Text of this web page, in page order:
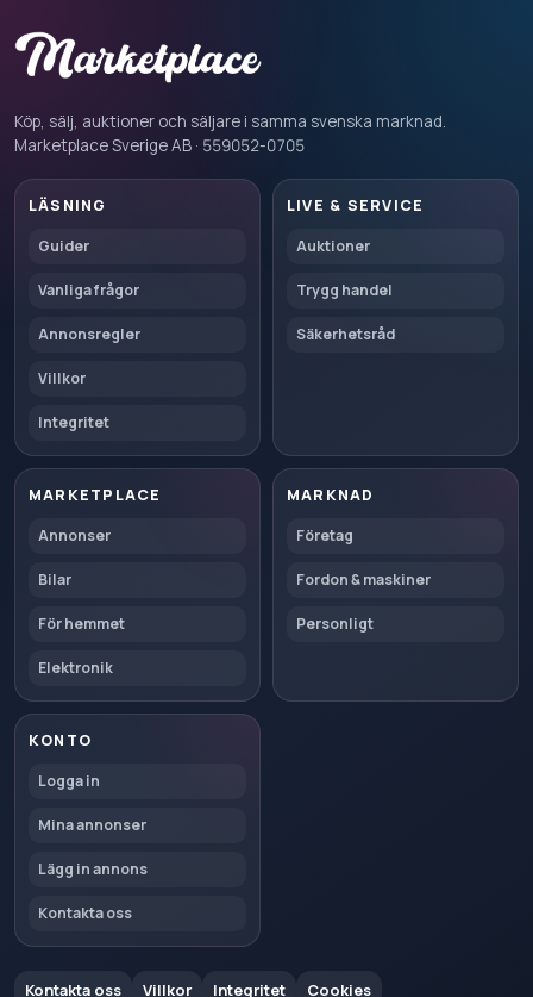
Köp, sälj, auktioner och säljare i samma svenska marknad.
Marketplace Sverige AB · 559052-0705
LÄSNING
Guider
Vanliga frågor
Annonsregler
Villkor
Integritet
LIVE & SERVICE
Auktioner
Trygg handel
Säkerhetsråd
MARKETPLACE
Annonser
Bilar
För hemmet
Elektronik
MARKNAD
Företag
Fordon & maskiner
Personligt
KONTO
Logga in
Mina annonser
Lägg in annons
Kontakta oss
Kontakta oss Villkor Integritet Cookies